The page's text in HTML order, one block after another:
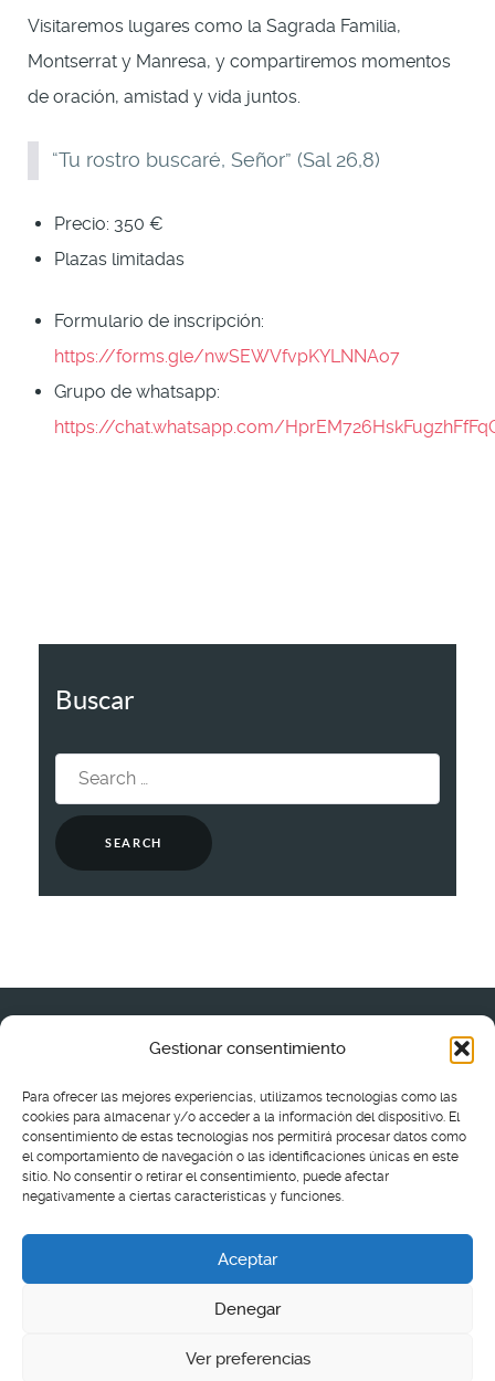
Gestionar consentimiento
Para ofrecer las mejores experiencias, utilizamos tecnologías como las
cookies para almacenar y/o acceder a la información del dispositivo. El
consentimiento de estas tecnologías nos permitirá procesar datos como
el comportamiento de navegación o las identificaciones únicas en este
sitio. No consentir o retirar el consentimiento, puede afectar
negativamente a ciertas características y funciones.
Aceptar
Denegar
Ver preferencias
Visitaremos lugares como la Sagrada Familia,
Montserrat y Manresa, y compartiremos momentos
de oración, amistad y vida juntos.
“Tu rostro buscaré, Señor” (Sal 26,8)
Precio: 350 €
Plazas limitadas
Formulario de inscripción:
https://forms.gle/nwSEWVfvpKYLNNAo7
Grupo de whatsapp:
https://chat.whatsapp.com/
Buscar
Search
for:
Ir arriba
© Basílica de la Asunción de Ntra. Sra. 2016 - 2026
Plaza Luis Gutiérrez, s/n, 28770 Colmenar Viejo,
basilicacolmenar@archidiocesis.madrid